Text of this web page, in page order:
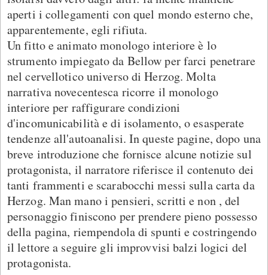
aperti i collegamenti con quel mondo esterno che,
apparentemente, egli rifiuta.
Un fitto e animato monologo interiore è lo
strumento impiegato da Bellow per farci penetrare
nel cervellotico universo di Herzog. Molta
narrativa novecentesca ricorre il monologo
interiore per raffigurare condizioni
d'incomunicabilità e di isolamento, o esasperate
tendenze all'autoanalisi. In queste pagine, dopo una
breve introduzione che fornisce alcune notizie sul
protagonista, il narratore riferisce il contenuto dei
tanti frammenti e scarabocchi messi sulla carta da
Herzog. Man mano i pensieri, scritti e non , del
personaggio finiscono per prendere pieno possesso
della pagina, riempendola di spunti e costringendo
il lettore a seguire gli improvvisi balzi logici del
protagonista.